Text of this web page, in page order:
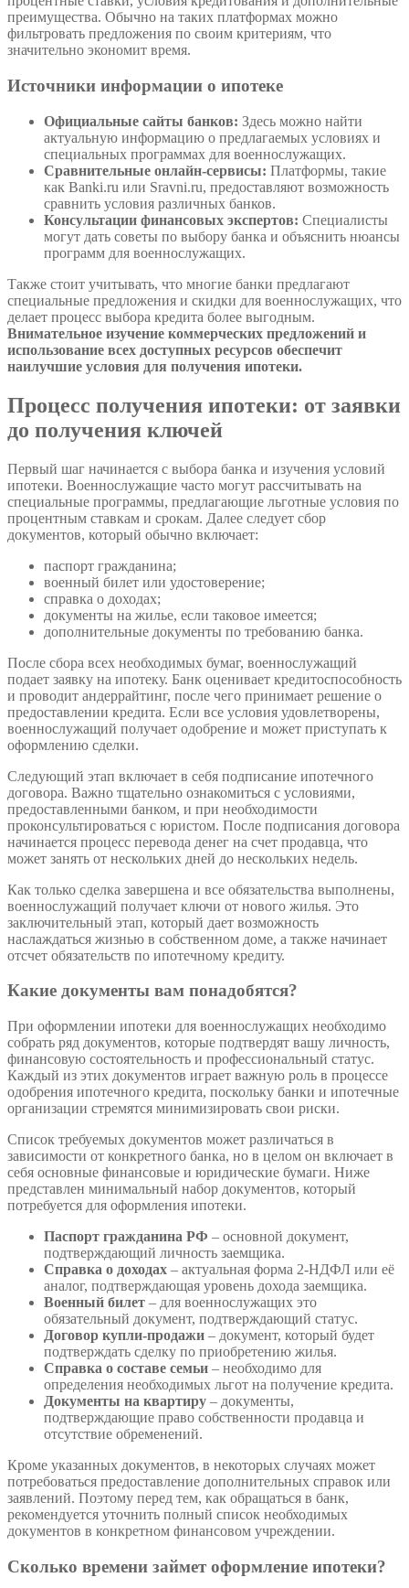
преимущества. Обычно на таких платформах можно
фильтровать предложения по своим критериям, что
значительно экономит время.
Источники информации о ипотеке
Официальные сайты банков: Здесь можно найти
актуальную информацию о предлагаемых условиях и
специальных программах для военнослужащих.
Сравнительные онлайн-сервисы: Платформы, такие
как Banki.ru или Sravni.ru, предоставляют возможность
сравнить условия различных банков.
Консультации финансовых экспертов: Специалисты
могут дать советы по выбору банка и объяснить нюансы
программ для военнослужащих.
Также стоит учитывать, что многие банки предлагают
специальные предложения и скидки для военнослужащих, что
делает процесс выбора кредита более выгодным.
Внимательное изучение коммерческих предложений и
использование всех доступных ресурсов обеспечит
наилучшие условия для получения ипотеки.
Процесс получения ипотеки: от заявки
до получения ключей
Первый шаг начинается с выбора банка и изучения условий
ипотеки. Военнослужащие часто могут рассчитывать на
специальные программы, предлагающие льготные условия по
процентным ставкам и срокам. Далее следует сбор
документов, который обычно включает:
паспорт гражданина;
военный билет или удостоверение;
справка о доходах;
документы на жилье, если таковое имеется;
дополнительные документы по требованию банка.
После сбора всех необходимых бумаг, военнослужащий
подает заявку на ипотеку. Банк оценивает кредитоспособность
и проводит андеррайтинг, после чего принимает решение о
предоставлении кредита. Если все условия удовлетворены,
военнослужащий получает одобрение и может приступать к
оформлению сделки.
Следующий этап включает в себя подписание ипотечного
договора. Важно тщательно ознакомиться с условиями,
предоставленными банком, и при необходимости
проконсультироваться с юристом. После подписания договора
начинается процесс перевода денег на счет продавца, что
может занять от нескольких дней до нескольких недель.
Как только сделка завершена и все обязательства выполнены,
военнослужащий получает ключи от нового жилья. Это
заключительный этап, который дает возможность
наслаждаться жизнью в собственном доме, а также начинает
отсчет обязательств по ипотечному кредиту.
Какие документы вам понадобятся?
При оформлении ипотеки для военнослужащих необходимо
собрать ряд документов, которые подтвердят вашу личность,
финансовую состоятельность и профессиональный статус.
Каждый из этих документов играет важную роль в процессе
одобрения ипотечного кредита, поскольку банки и ипотечные
организации стремятся минимизировать свои риски.
Список требуемых документов может различаться в
зависимости от конкретного банка, но в целом он включает в
себя основные финансовые и юридические бумаги. Ниже
представлен минимальный набор документов, который
потребуется для оформления ипотеки.
Паспорт гражданина РФ – основной документ,
подтверждающий личность заемщика.
Справка о доходах – актуальная форма 2-НДФЛ или её
аналог, подтверждающая уровень дохода заемщика.
Военный билет – для военнослужащих это
обязательный документ, подтверждающий статус.
Договор купли-продажи – документ, который будет
подтверждать сделку по приобретению жилья.
Справка о составе семьи – необходимо для
определения необходимых льгот на получение кредита.
Документы на квартиру – документы,
подтверждающие право собственности продавца и
отсутствие обременений.
Кроме указанных документов, в некоторых случаях может
потребоваться предоставление дополнительных справок или
заявлений. Поэтому перед тем, как обращаться в банк,
рекомендуется уточнить полный список необходимых
документов в конкретном финансовом учреждении.
Сколько времени займет оформление ипотеки?